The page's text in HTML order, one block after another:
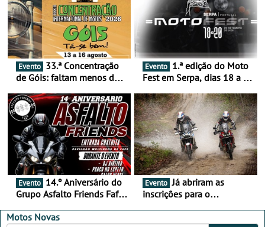
Evento
de Góis: faltam menos de
16 de agosto
Evento
Fest em Serpa, dias 18 a 20
duas rodas invade o Baixo
Alentejo
Evento
Grupo Asfalto Friends Fafe,
2026
Evento Já abriram as
inscrições para o
Motos Novas